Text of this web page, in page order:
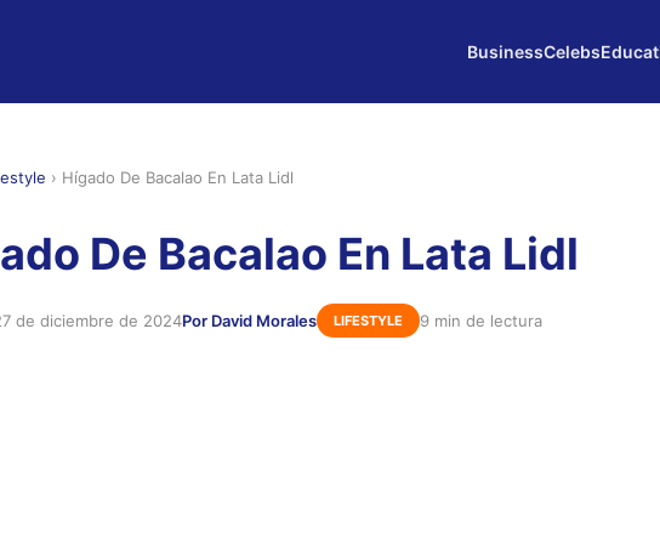
BusinessCelebs
› Hígado De Bacalao En Lata Lidl
De Bacalao En Lata Lidl
de diciembre de 2024Por David Morales LIFESTYLE 9 min de lectura